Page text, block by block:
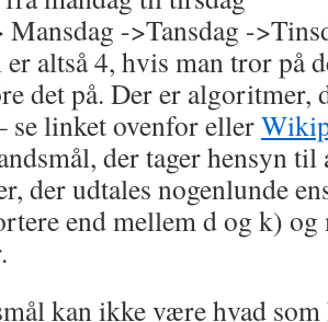
->Tansdag -
altså 4, hvis man tror på
det på. Der er algoritmer,
se linket ovenfor eller
der tager hensyn
der udtales nogenlunde
end mellem d og k) og
kan ikke være hvad